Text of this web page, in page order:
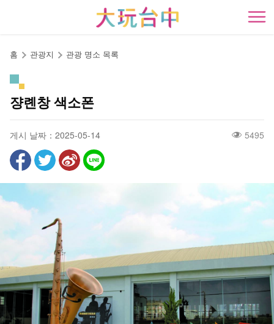
開
홈 관광지 관광 명소 목록
쟝롄창 색소폰
게시 날짜：2025-05-14 5495